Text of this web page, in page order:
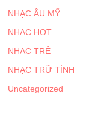
NHẠC ÂU MỸ
NHẠC HOT
NHẠC TRẺ
NHẠC TRỮ TÌNH
Uncategorized